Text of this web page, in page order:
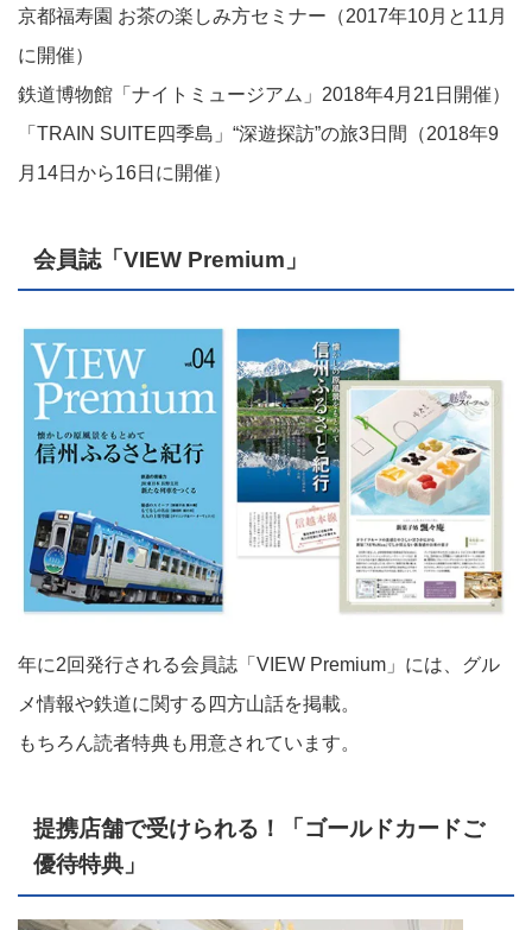
京都福寿園 お茶の楽しみ方セミナー（2017年10月と11月
に開催）
鉄道博物館「ナイトミュージアム」2018年4月21日開催）
「TRAIN SUITE四季島」“深遊探訪”の旅3日間（2018年9
月14日から16日に開催）
会員誌「VIEW Premium」
年に2回発行される会員誌「VIEW Premium」には、グル
メ情報や鉄道に関する四方山話を掲載。
もちろん読者特典も用意されています。
提携店舗で受けられる！「ゴールドカードご
優待特典」